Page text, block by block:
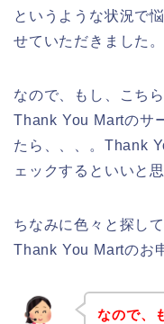
というような状況で
せていただきました。
なので、もし、こち
Thank You Martのサ
たら、、、。Thank
ェックするといいと
ちなみに色々と探し
Thank You Martのお
なので、